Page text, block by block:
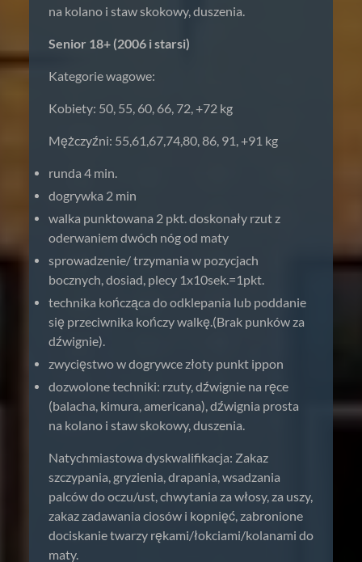
na kolano i staw skokowy, duszenia.
Senior 18+ (2006 i starsi)
Kategorie wagowe:
Kobiety: 50, 55, 60, 66, 72, +72 kg
Mężczyźni: 55,61,67,74,80, 86, 91, +91 kg
runda 4 min.
dogrywka 2 min
walka punktowana 2 pkt. doskonały rzut z
oderwaniem dwóch nóg od maty
sprowadzenie/ trzymania w pozycjach
bocznych, dosiad, plecy 1x10sek.=1pkt.
technika kończąca do odklepania lub poddanie
się przeciwnika kończy walkę.(Brak punków za
dźwignie).
zwycięstwo w dogrywce złoty punkt ippon
dozwolone techniki: rzuty, dźwignie na ręce
(balacha, kimura, americana), dźwignia prosta
na kolano i staw skokowy, duszenia.
Natychmiastowa dyskwalifikacja: Zakaz
szczypania, gryzienia, drapania, wsadzania
palców do oczu/ust, chwytania za włosy, za uszy,
zakaz zadawania ciosów i kopnięć, zabronione
dociskanie twarzy rękami/łokciami/kolanami do
maty.